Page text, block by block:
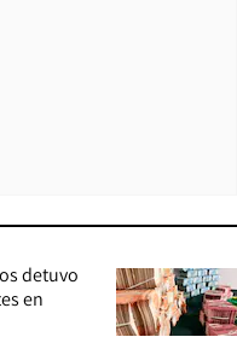
detuvo
en